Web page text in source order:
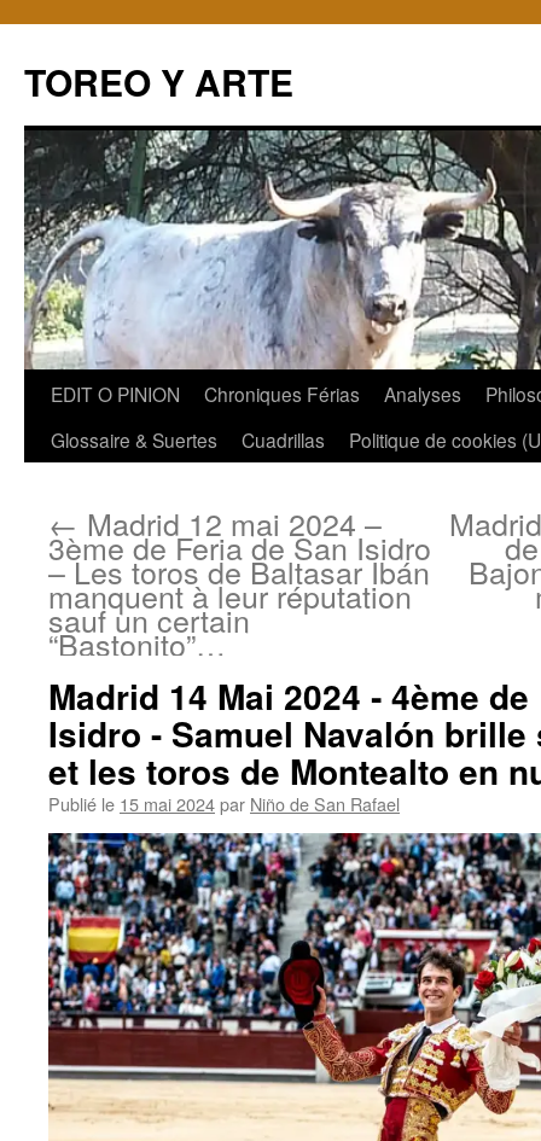
TOREO Y ARTE
Aller
EDIT O PINION Chroniques Férias Analyses
Glossaire & Suertes
Cuadrillas Politique de cookies
← Madrid 12 mai 2024 –
3ème de Feria de San Isidro
– Les toros de Baltasar Ibán
manquent à leur réputation
sauf un certain
“Bastonito”…
Madrid 14 Mai 2024 ‐ 4ème
Isidro - Samuel Navalón
et les toros de Montealto en
Publié le 15 mai 2024par Niño de San Rafael